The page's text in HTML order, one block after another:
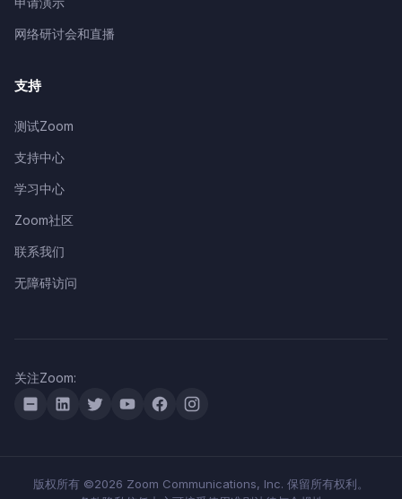
网络研讨会和直播
支持
测试Zoom
支持中心
学习中心
Zoom社区
联系我们
无障碍访问
关注Zoom:
版权所有 ©2026 Zoom Communications, Inc. 保留所有权利。